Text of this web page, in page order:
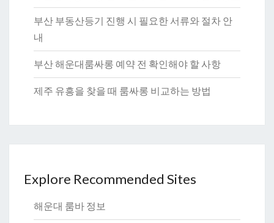
부산 부동산등기 진행 시 필요한 서류와 절차 안
내
부산 해운대룸싸롱 예약 전 확인해야 할 사항
제주 유흥을 찾을 때 룸싸롱 비교하는 방법
Explore Recommended Sites
해운대 룸바 정보